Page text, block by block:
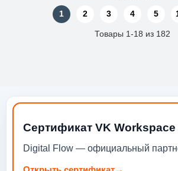
1 2 3 4 5
Товары 1-18 из 182
Сертификат VK Workspace
Digital Flow — официальный